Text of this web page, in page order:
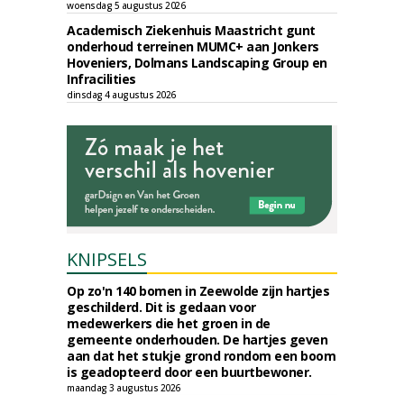
woensdag 5 augustus 2026
Academisch Ziekenhuis Maastricht gunt
onderhoud terreinen MUMC+ aan Jonkers
Hoveniers, Dolmans Landscaping Group en
Infracilities
dinsdag 4 augustus 2026
KNIPSELS
Op zo'n 140 bomen in Zeewolde zijn hartjes
geschilderd. Dit is gedaan voor
medewerkers die het groen in de
gemeente onderhouden. De hartjes geven
aan dat het stukje grond rondom een boom
is geadopteerd door een buurtbewoner.
maandag 3 augustus 2026